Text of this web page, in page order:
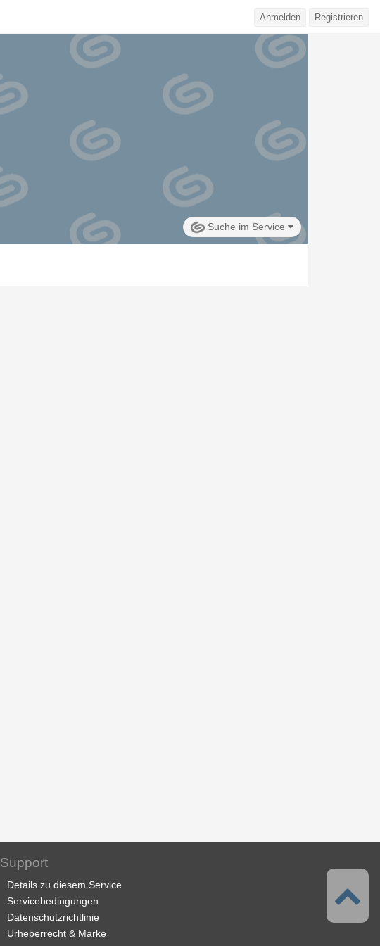
Anmelden Registrieren
Suche im Service
Support
Details zu diesem Service
Servicebedingungen
Datenschutzrichtlinie
Urheberrecht & Marke